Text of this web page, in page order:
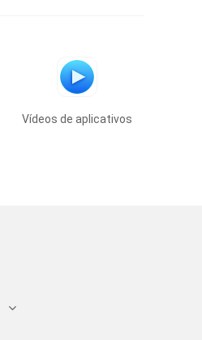
Vídeos de aplicativos